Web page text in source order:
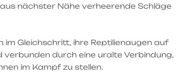
nächster Nähe verheerende Schläge
im Gleichschritt, ihre Reptilienaugen auf
durch eine uralte Verbindung,
im Kampf zu stellen.